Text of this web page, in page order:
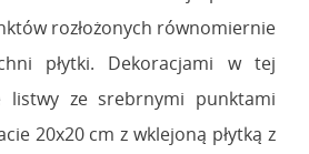
rozłożonych równomiernie
płytki. Dekoracjami w tej
listwy ze srebrnymi punktami
20x20 cm z wklejoną płytką z